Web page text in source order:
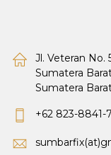
Jl. Veteran No.
Sumatera
Sumatera
+62 823-8841-